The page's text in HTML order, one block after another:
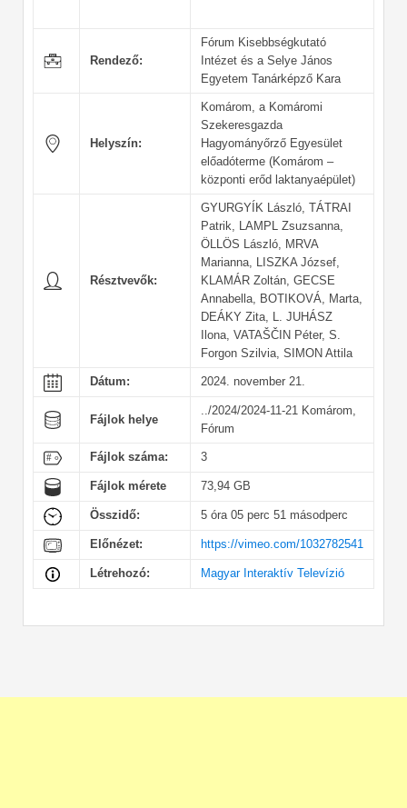
Rendező:
Fórum Kisebbségkutató
Intézet és a Selye János
Egyetem Tanárképző Kara
Helyszín:
Komárom, a Komáromi
Szekeresgazda
Hagyományőrző Egyesület
előadóterme (Komárom –
központi erőd laktanyaépület)
Résztvevők:
GYURGYÍK László, TÁTRAI
Patrik, LAMPL Zsuzsanna,
ÖLLÖS László, MRVA
Marianna, LISZKA József,
KLAMÁR Zoltán, GECSE
Annabella, BOTIKOVÁ, Marta,
DEÁKY Zita, L. JUHÁSZ
Ilona, VATAŠČIN Péter, S.
Forgon Szilvia, SIMON Attila
Dátum: 2024. november 21.
Fájlok helye
../2024/2024-11-21 Komárom,
Fórum
Fájlok száma: 3
Fájlok mérete 73,94 GB
Összidő: 5 óra 05 perc 51 másodperc
Előnézet: https://vimeo.com/1032782541
Létrehozó: Magyar Interaktív Televízió